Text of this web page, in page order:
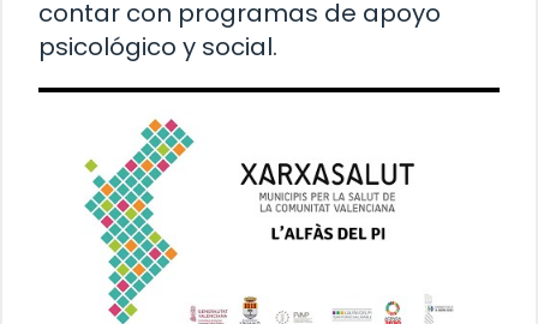
contar con programas de apoyo
psicológico y social.